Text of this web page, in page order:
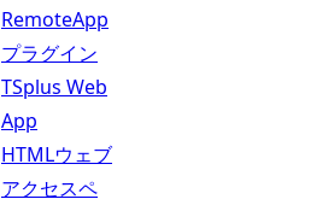
RemoteApp
プラグイン
TSplus Web
App
HTMLウェブ
アクセスペ